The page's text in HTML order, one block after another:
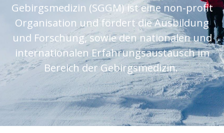
Gebirgsmedizin (SGGM) ist eine non-profit
Organisation und fördert die Ausbildung
und Forschung, sowie den nationalen und
internationalen Erfahrungsaustausch im
Bereich der Gebirgsmedizin.